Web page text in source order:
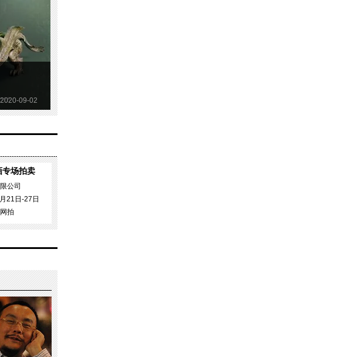
09-02
专场拍卖
公司
21日-27日
拍